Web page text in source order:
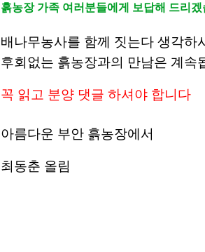
흙농장 가족 여러분들에게 보답해 드리겠
배나무농사를 함께 짓는다 생각하
후회없는 흙농장과의 만남은 계속
꼭 읽고 분양 댓글 하셔야 합니다
아름다운 부안 흙농장에서
최동춘 올림